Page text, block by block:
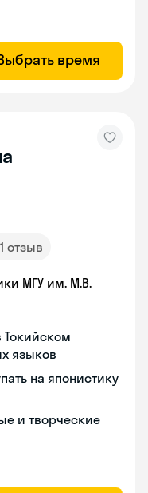
время
1 отзыв
МГУ им. М.В.
Токийском
языков
на японистику
и творческие